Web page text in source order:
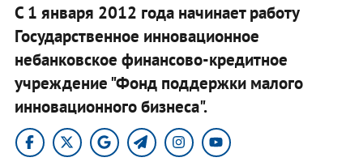
С 1 января 2012 года начинает работу
Государственное инновационное
небанковское финансово-кредитное
учреждение "Фонд поддержки малого
инновационного бизнеса".